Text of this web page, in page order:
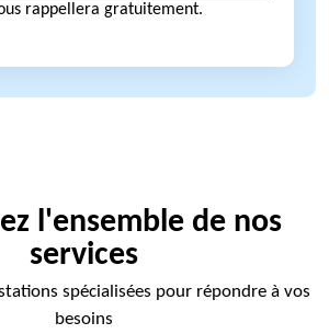
rappellera gratuitement.
l'ensemble de nos
services
spécialisées pour répondre à vos
besoins